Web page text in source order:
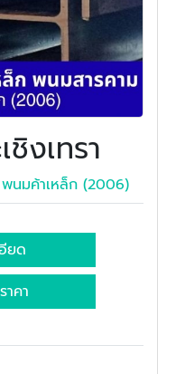
งเทรา
นมค้าเหล็ก (2006)
ยด
าคา